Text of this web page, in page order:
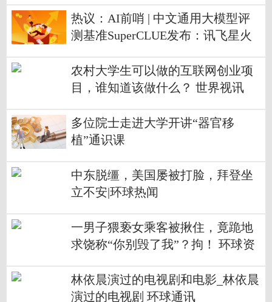
热议：AI前哨 | 中文通用大模型评
测基准SuperCLUE发布：讯飞星火
农村大学生可以做的互联网创业项
目，谁知道该做什么？ 世界视讯
多位院士走进大学开讲“器官移
植”通识课
中东脱缰，美国屡被打脸，拜登坐
立不安|环球热闻
一男子猥亵女乘客被揪住，竟跪地
求饶称“你别毁了我”？拘！ 环球资
林依晨演过的电视剧和电影_林依晨
演过的电视剧 环球通讯